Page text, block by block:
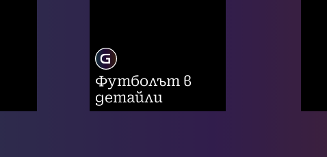
Футболът в
детайли